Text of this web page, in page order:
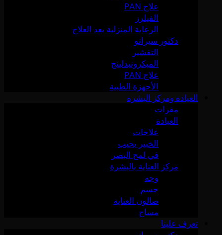
علاج PAN
الفيلرز
الرعاية المنزلية بعد العلاج
دكتور سيرانو
التقشير
الميكرونيدلينج
علاج PAN
الأجهزة الطبية
العيادة ومركز البشرة
مقرات
العيادة
علاجات
الخبير يجيب
في لمح البصر
مركز العناية بالبشرة
وجه
جسم
صالون العناية
مساج
تعرف علينا